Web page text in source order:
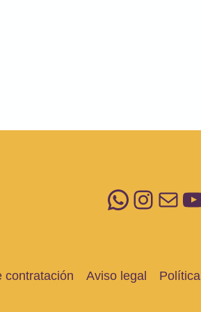
contratación Aviso legal